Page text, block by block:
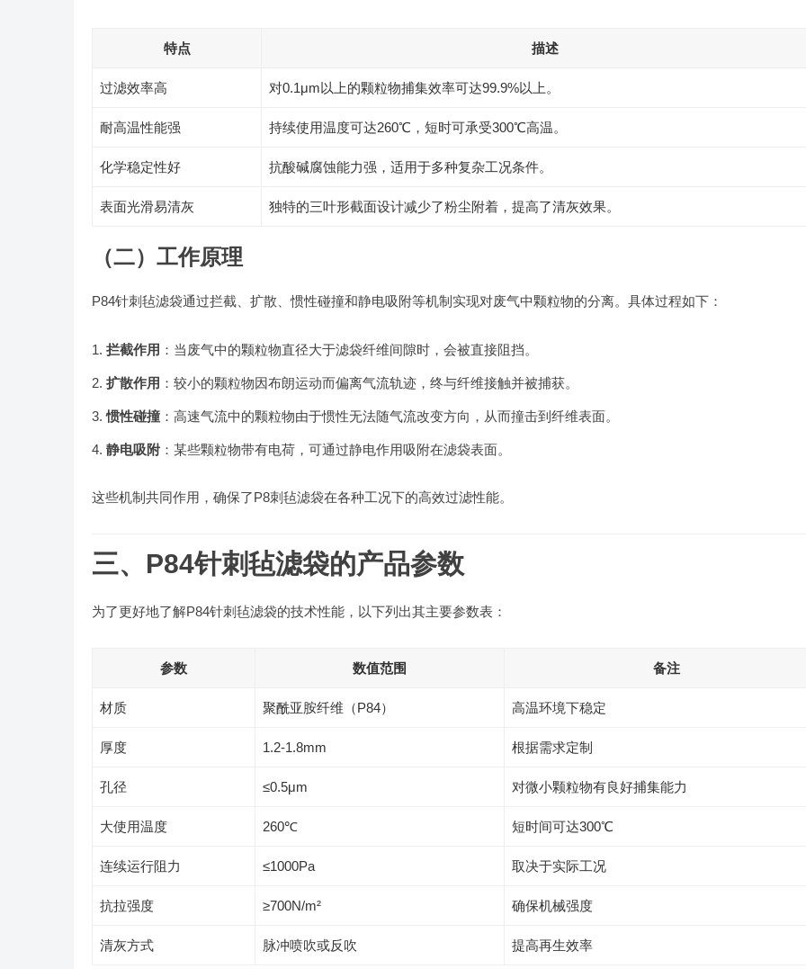
特点 描述
过滤效率高 对0.1μm以上的颗粒物捕集效率可达99.9%以上。
耐高温性能强 持续使用温度可达260℃，短时可承受300℃高温。
化学稳定性好 抗酸碱腐蚀能力强，适用于多种复杂工况条件。
表面光滑易清灰 独特的三叶形截面设计减少了粉尘附着，提高了清灰效果。
（二）工作原理
P84针刺毡滤袋通过拦截、扩散、惯性碰撞和静电吸附等机制实现对废气中颗粒物的分离。具体过程如下：
拦截作用 ：当废气中的颗粒物直径大于滤袋纤维间隙时，会被直接阻挡。
扩散作用 ：较小的颗粒物因布朗运动而偏离气流轨迹，终与纤维接触并被捕获。
惯性碰撞 ：高速气流中的颗粒物由于惯性无法随气流改变方向，从而撞击到纤维表面。
静电吸附 ：某些颗粒物带有电荷，可通过静电作用吸附在滤袋表面。
这些机制共同作用，确保了P8刺毡滤袋在各种工况下的高效过滤性能。
三、P84针刺毡滤袋的产品参数
为了更好地了解P84针刺毡滤袋的技术性能，以下列出其主要参数表：
参数 数值范围 备注
材质 聚酰亚胺纤维（P84） 高温环境下稳定
厚度 1.2-1.8mm 根据需求定制
孔径 ≤0.5μm 对微小颗粒物有良好捕集能力
大使用温度 260℃ 短时间可达300℃
连续运行阻力 ≤1000Pa 取决于实际工况
抗拉强度 ≥700N/m² 确保机械强度
清灰方式 脉冲喷吹或反吹 提高再生效率